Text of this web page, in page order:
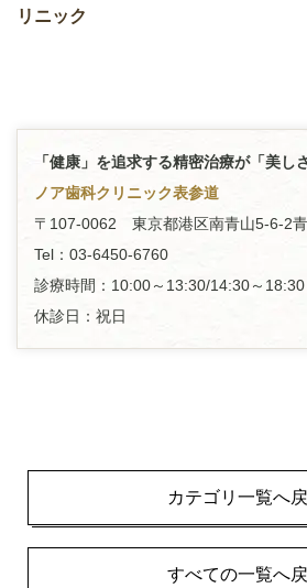
リニック
「健康」を追求する精密治療が「美し
ノア歯科クリニック表参道
〒107-0062 東京都港区南青山5-6-2
Tel：03-6450-6760
診療時間：10:00～13:30/14:30～18:30
休診日：祝日
カテゴリ一覧へ
すべての一覧へ